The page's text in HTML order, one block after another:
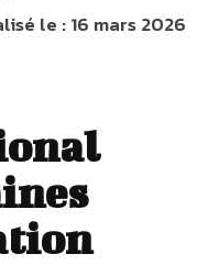
le :16 mars 2026